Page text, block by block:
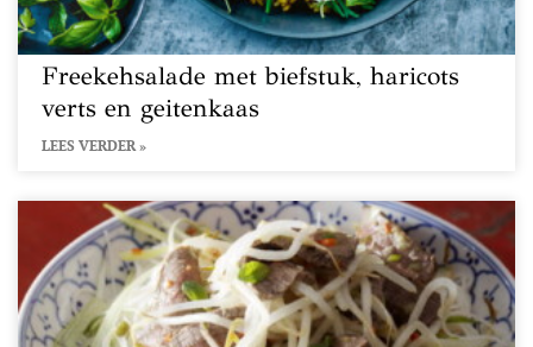
Freekehsalade met biefstuk, haricots
verts en geitenkaas
LEES VERDER »